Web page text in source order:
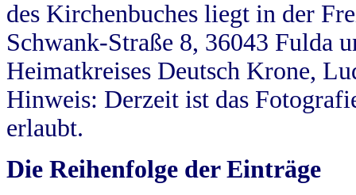
des Kirchenbuches liegt in der
Schwank-Straße 8, 36043 Fulda
Heimatkreises Deutsch Krone,
Hinweis: Derzeit ist das
erlaubt.
Die Reihenfolge der Einträge